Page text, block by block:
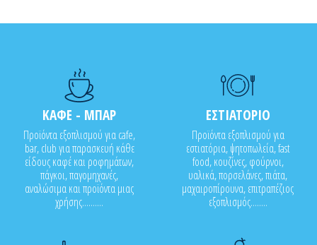
ΚΑΦΕ - ΜΠΑΡ
Προϊόντα εξοπλισμού για cafe,
bar, club για παρασκευή κάθε
είδους καφέ και ροφημάτων,
πάγκοι, παγομηχανές,
αναλώσιμα και προϊόντα μιας
χρήσης..........
ΕΣΤΙΑΤΟΡΙΟ
Προϊόντα εξοπλισμού για
εστιατόρια, ψητοπωλεία, fast
food, κουζίνες, φούρνοι,
υαλικά, πορσελάνες, πιάτα,
μαχαιροπίρουνα, επιτραπέζιος
εξοπλισμός........